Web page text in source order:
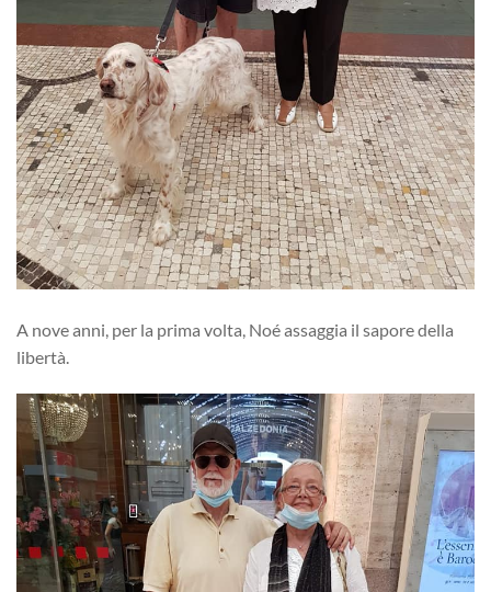
A nove anni, per la prima volta, Noé assaggia il sapore della
libertà.